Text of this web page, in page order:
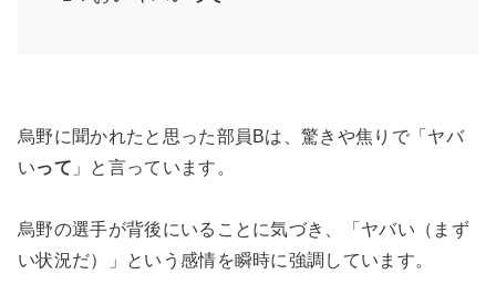
烏野に聞かれたと思った部員Bは、驚きや焦りで「ヤバ
いって 」と言っています。
烏野の選手が背後にいることに気づき、「ヤバい（まず
い状況だ）」という感情を瞬時に強調しています。